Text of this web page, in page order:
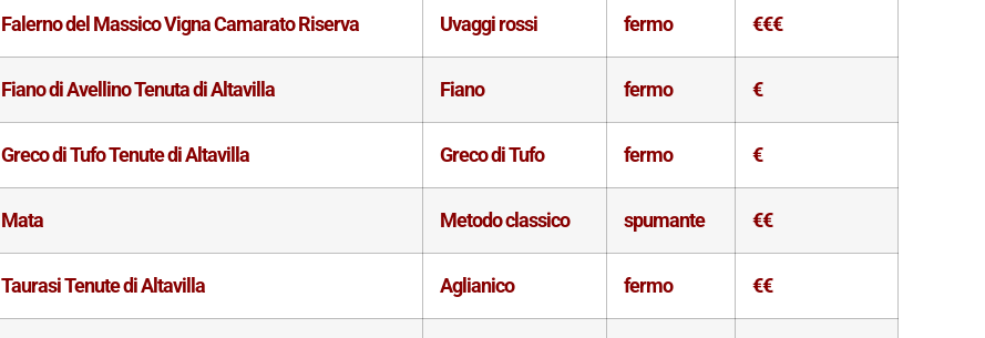
Falerno del Massico Vigna Camarato Riserva Uvaggi rossi fermo €€€
Fiano di Avellino Tenuta di Altavilla Fiano fermo €
Greco di Tufo Tenute di Altavilla Greco di Tufo fermo €
Mata Metodo classico spumante €€
Taurasi Tenute di Altavilla Aglianico fermo €€